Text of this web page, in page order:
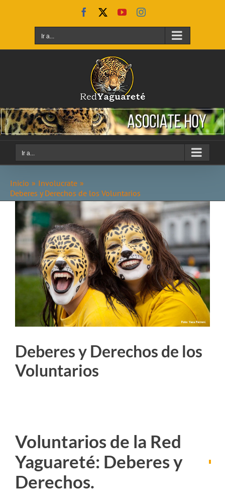
Facebook YouTubeInstagram
Ir a...
Ir a...
Inicio
Involucrate
Deberes y Derechos de los Voluntarios
Ver
imagen
más
grande
Deberes y Derechos de los
Voluntarios
Voluntarios de la Red
Yaguareté: Deberes y
Derechos.